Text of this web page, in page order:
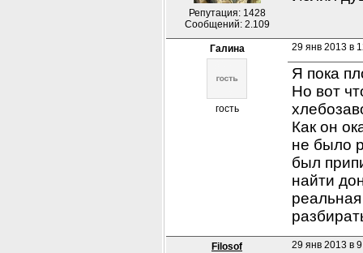
Репутация: 1428
Сообщений: 2.109
Галина
гость
29 янв 2013 в
Я пока
Но вот
Как он
не было
был
найти
Filosof 29 янв 2013 в